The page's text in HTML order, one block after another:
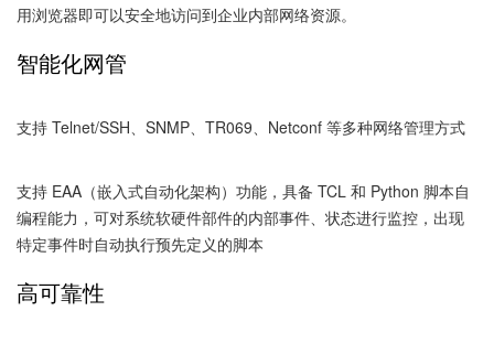
用浏览器即可以安全地访问到企业内部网络资源。
智能化网管
支持 Telnet/SSH、SNMP、TR069、Netconf 等多种网络管理方式
支持 EAA（嵌入式自动化架构）功能，具备 TCL 和 Python 脚本自
编程能力，可对系统软硬件部件的内部事件、状态进行监控，出现
特定事件时自动执行预先定义的脚本
高可靠性